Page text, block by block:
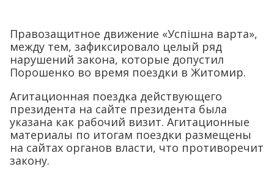
Правозащитное движение «Успiшна варта»,
между тем, зафиксировало целый ряд
нарушений закона, которые допустил
Порошенко во время поездки в Житомир.
Агитационная поездка действующего
президента на сайте президента была
указана как рабочий визит. Агитационные
материалы по итогам поездки размещены
на сайтах органов власти, что противоречит
закону.